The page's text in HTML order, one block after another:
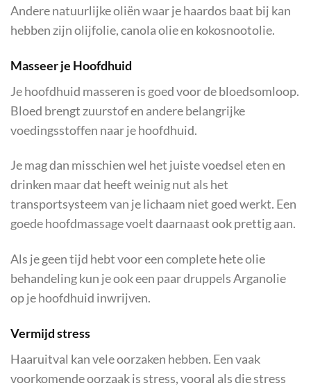
Andere natuurlijke oliën waar je haardos baat bij kan
hebben zijn olijfolie, canola olie en kokosnootolie.
Masseer je Hoofdhuid
Je hoofdhuid masseren is goed voor de bloedsomloop.
Bloed brengt zuurstof en andere belangrijke
voedingsstoffen naar je hoofdhuid.
Je mag dan misschien wel het juiste voedsel eten en
drinken maar dat heeft weinig nut als het
transportsysteem van je lichaam niet goed werkt. Een
goede hoofdmassage voelt daarnaast ook prettig aan.
Als je geen tijd hebt voor een complete hete olie
behandeling kun je ook een paar druppels Arganolie
op je hoofdhuid inwrijven.
Vermijd stress
Haaruitval kan vele oorzaken hebben. Een vaak
voorkomende oorzaak is stress, vooral als die stress